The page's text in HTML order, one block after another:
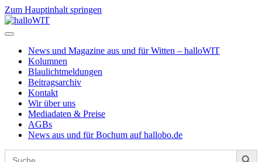
Zum Hauptinhalt springen
News und Magazine aus und für Witten – halloWIT
Kolumnen
Blaulichtmeldungen
Beitragsarchiv
Kontakt
Wir über uns
Mediadaten & Preise
AGBs
News aus und für Bochum auf hallobo.de
Search
Search Button